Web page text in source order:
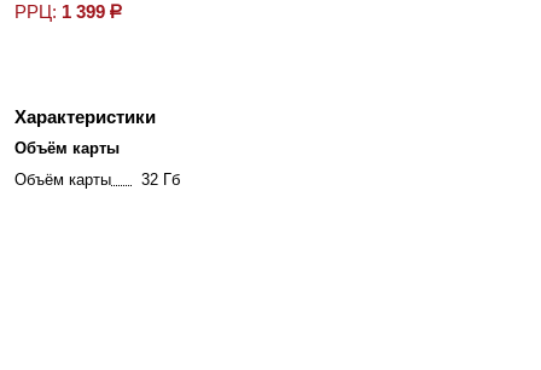
РРЦ: 1 399 р
Характеристики
Объём карты
Объём карты
32 Гб